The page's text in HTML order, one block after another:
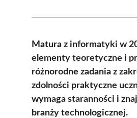
Matura z informatyki w
elementy teoretyczne i
różnorodne zadania z
zdolności praktyczne
wymaga staranności i
branży technologicznej.